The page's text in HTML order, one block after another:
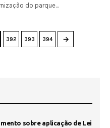
do parque…
392 393 394 →
sobre aplicação de Lei